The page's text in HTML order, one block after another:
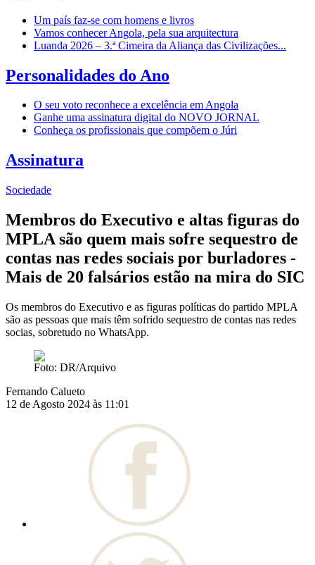
Um país faz-se com homens e livros
Vamos conhecer Angola, pela sua arquitectura
Luanda 2026 – 3.ª Cimeira da Aliança das Civilizações...
Personalidades do Ano
O seu voto reconhece a excelência em Angola
Ganhe uma assinatura digital do NOVO JORNAL
Conheça os profissionais que compõem o Júri
Assinatura
Sociedade
Membros do Executivo e altas figuras do
MPLA são quem mais sofre sequestro de
contas nas redes sociais por burladores -
Mais de 20 falsários estão na mira do SIC
Os membros do Executivo e as figuras políticas do partido MPLA
são as pessoas que mais têm sofrido sequestro de contas nas redes
socias, sobretudo no WhatsApp.
Foto: DR/Arquivo
Fernando Calueto
12 de Agosto 2024 às 11:01